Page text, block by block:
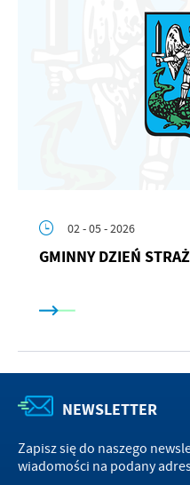
02 - 05 - 2026
GMINNY DZIEŃ
NEWSLETTER
Zapisz się do naszego
wiadomości na podany